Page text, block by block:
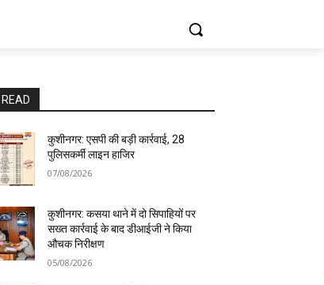
कुशीनगर: एसपी की बड़ी कार्रवाई, 28
पुलिसकर्मी लाइन हाजिर
07/08/2026
कुशीनगर: कसया थाने में दो सिपाहियों पर
सख्त कार्रवाई के बाद डीआईजी ने किया
औचक निरीक्षण
05/08/2026